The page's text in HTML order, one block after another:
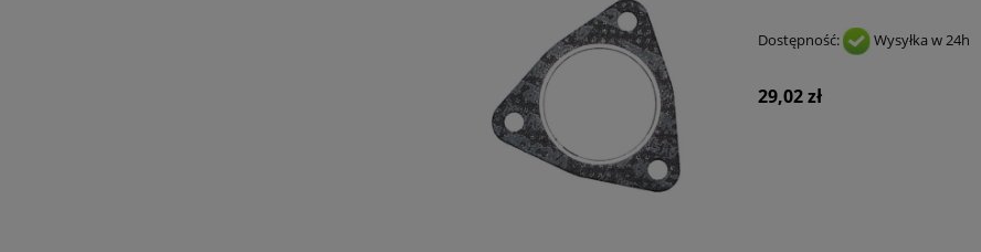
Dostępność: Wysyłka w 24h
29,02 zł